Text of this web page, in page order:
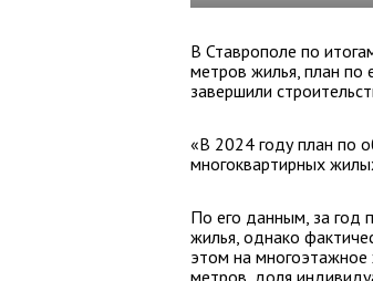
В Ставрополе по
метров жилья, план по
завершили
«В 2024 году план по
многоквартирных
По его данным, за год
жилья, однако
этом на